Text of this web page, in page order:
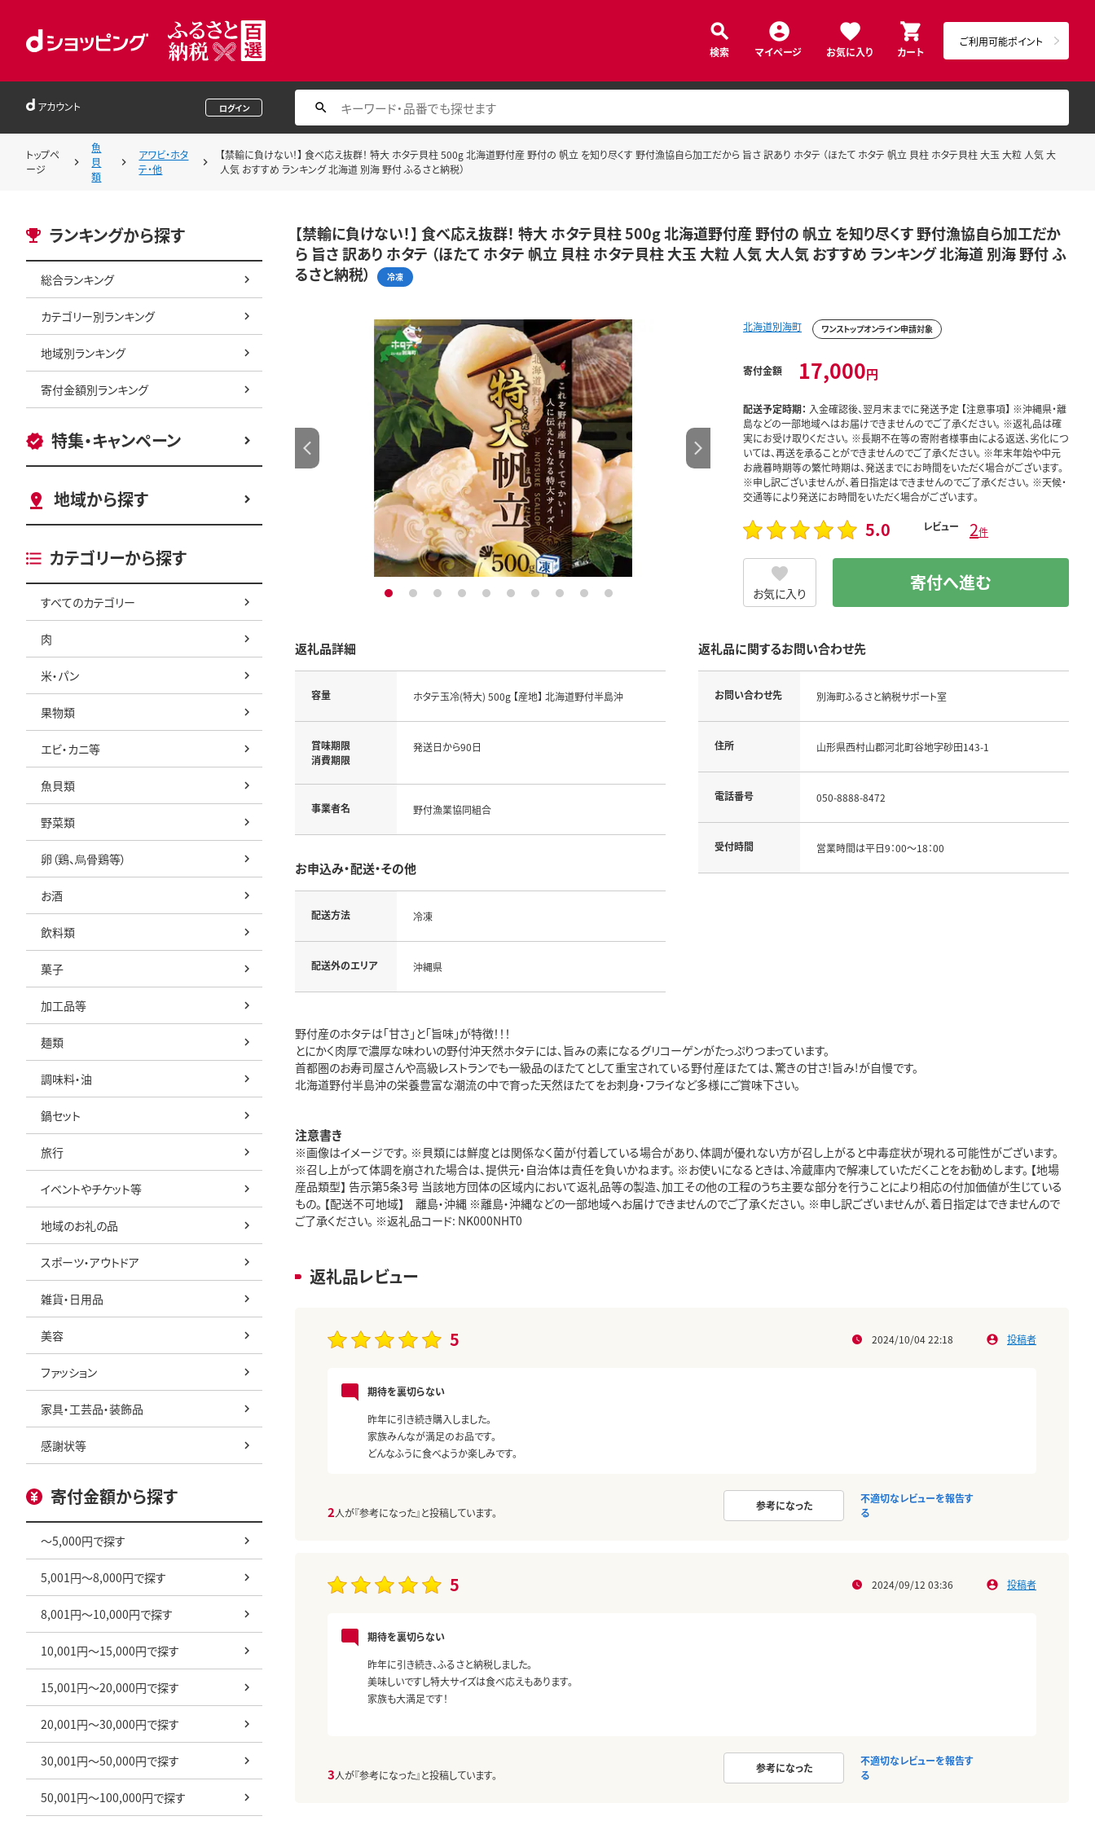
検索 マイページ お気に入り カート
ご利用可能ポイント
アカウント ログイン
トップペ
ージ
魚
貝
類
アワビ・ホタ
テ・他
【禁輸に負けない！】 食べ応え抜群！ 特大 ホタテ貝柱 500g 北海道野付産 野付の 帆立 を知り尽くす 野付漁協自ら加工だから 旨さ 訳あり ホタテ （ほたて ホタテ 帆立 貝柱 ホタテ貝柱 大玉 大粒 人気 大
人気 おすすめ ランキング 北海道 別海 野付 ふるさと納税）
ランキングから探す
総合ランキング
カテゴリー別ランキング
地域別ランキング
寄付金額別ランキング
特集・キャンペーン
地域から探す
カテゴリーから探す
すべてのカテゴリー
肉
米・パン
果物類
エビ・カニ等
魚貝類
野菜類
卵（鶏、烏骨鶏等）
お酒
飲料類
菓子
加工品等
麺類
調味料・油
鍋セット
旅行
イベントやチケット等
地域のお礼の品
スポーツ・アウトドア
雑貨・日用品
美容
ファッション
家具・工芸品・装飾品
感謝状等
寄付金額から探す
～5,000円で探す
5,001円～8,000円で探す
8,001円～10,000円で探す
10,001円～15,000円で探す
15,001円～20,000円で探す
20,001円～30,000円で探す
30,001円～50,000円で探す
50,001円～100,000円で探す
【禁輸に負けない！】 食べ応え抜群！ 特大 ホタテ貝柱 500g 北海道野付産 野付の 帆立 を知り尽くす 野付漁協自ら加工だか
ら 旨さ 訳あり ホタテ （ほたて ホタテ 帆立 貝柱 ホタテ貝柱 大玉 大粒 人気 大人気 おすすめ ランキング 北海道 別海 野付 ふ
るさと納税）
冷凍
1 2 3 4 5 6 7 8 9 10
北海道別海町 ワンストップオンライン申請対象
寄付金額 17,000円
配送予定時期： 入金確認後、翌月末までに発送予定 【注意事項】 ※沖縄県・離
島などの一部地域へはお届けできませんのでご了承ください。 ※返礼品は確
実にお受け取りください。 ※長期不在等の寄附者様事由による返送、劣化につ
いては、再送を承ることができませんのでご了承ください。 ※年末年始や中元
お歳暮時期等の繁忙時期は、発送までにお時間をいただく場合がございます。
※申し訳ございませんが、着日指定はできませんのでご了承ください。 ※天候・
交通等により発送にお時間をいただく場合がございます。
5.0 レビュー 2件
お気に入り 寄付へ進む
返礼品詳細
容量 ホタテ玉冷(特大) 500g 【産地】 北海道野付半島沖
賞味期限
消費期限
発送日から90日
事業者名 野付漁業協同組合
お申込み・配送・その他
配送方法 冷凍
配送外のエリア 沖縄県
返礼品に関するお問い合わせ先
お問い合わせ先 別海町ふるさと納税サポート室
住所 山形県西村山郡河北町谷地字砂田143-1
電話番号 050-8888-8472
受付時間 営業時間は平日9：00～18：00
野付産のホタテは「甘さ」と「旨味」が特徴！！！
とにかく肉厚で濃厚な味わいの野付沖天然ホタテには、旨みの素になるグリコーゲンがたっぷりつまっています。
首都圏のお寿司屋さんや高級レストランでも一級品のほたてとして重宝されている野付産ほたては、驚きの甘さ!旨み!が自慢です。
北海道野付半島沖の栄養豊富な潮流の中で育った天然ほたてをお刺身・フライなど多様にご賞味下さい。
注意書き
※画像はイメージです。 ※貝類には鮮度とは関係なく菌が付着している場合があり、体調が優れない方が召し上がると中毒症状が現れる可能性がございます。
※召し上がって体調を崩された場合は、提供元・自治体は責任を負いかねます。 ※お使いになるときは、冷蔵庫内で解凍していただくことをお勧めします。 【地場
産品類型】 告示第5条3号 当該地方団体の区域内において返礼品等の製造、加工その他の工程のうち主要な部分を行うことにより相応の付加価値が生じている
もの。 【配送不可地域】 離島・沖縄 ※離島・沖縄などの一部地域へお届けできませんのでご了承ください。 ※申し訳ございませんが、着日指定はできませんので
ご了承ください。 ※返礼品コード: NK000NHT0
返礼品レビュー
5 2024/10/04 22:18 投稿者
期待を裏切らない
昨年に引き続き購入しました。
家族みんなが満足のお品です。
どんなふうに食べようか楽しみです。
2人が『参考になった』と投稿しています。
参考になった
不適切なレビューを報告す
る
5 2024/09/12 03:36 投稿者
期待を裏切らない
昨年に引き続き、ふるさと納税しました。
美味しいですし特大サイズは食べ応えもあります。
家族も大満足です！
3人が『参考になった』と投稿しています。
参考になった
不適切なレビューを報告す
る